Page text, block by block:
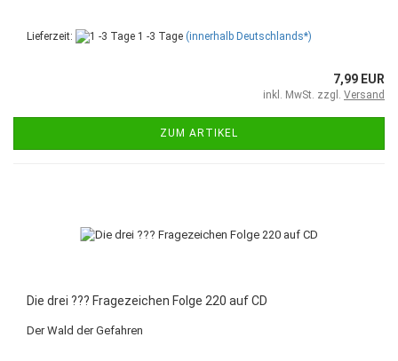
Lieferzeit: 1 -3 Tage (innerhalb Deutschlands*)
7,99 EUR
inkl. MwSt. zzgl. Versand
ZUM ARTIKEL
Die drei ??? Fragezeichen Folge 220 auf CD
Der Wald der Gefahren